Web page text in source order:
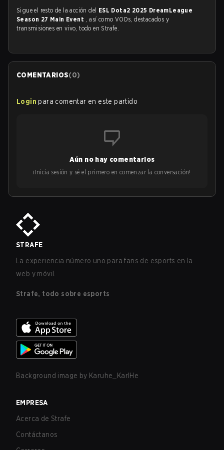
Sigue el resto de la acción del ESL Dota2 2025 DreamLeague
Season 27 Main Event , así como VODs, destacados y
transmisiones en vivo, todo en Strafe.
COMENTARIOS(0)
Login para comentar en este partido
Aún no hay comentarios
¡Inicia sesión y sé el primero en comenzar la conversación!
STRAFE
La experiencia número uno para fans de esports en la
web y móvil.
Strafe, todo sobre esports
Background image by Karuhe_KarlHe
EMPRESA
Acerca de Strafe
Contáctanos